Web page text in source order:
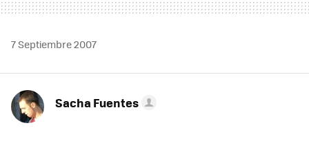
7 Septiembre 2007
Sacha Fuentes